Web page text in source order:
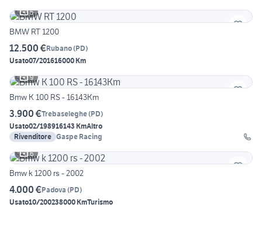
5
BMW RT 1200
12.500 €Rubano(PD)
Usato07/201616000 Km
9
Bmw K 100 RS - 16143Km
3.900 €Trebaseleghe(PD)
Usato02/198916143 KmAltro
Rivenditore Gaspe Racing
6
Bmw k 1200 rs - 2002
4.000 €Padova (PD)
Usato10/200238000 KmTurismo